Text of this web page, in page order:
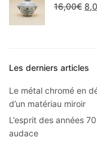
16,00€
Les derniers articles
Le métal chromé en
d’un matériau miroir
L’esprit des années
audace